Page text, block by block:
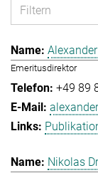
Emeritusdirektor
+49 89
Nikolas